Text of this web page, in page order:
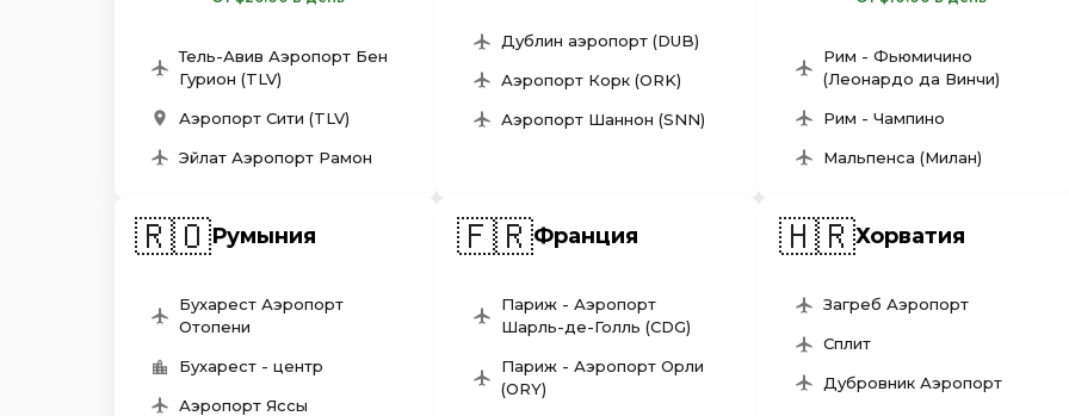
Тель-Авив Аэропорт Бен
Гурион (TLV)
Аэропорт Сити (TLV)
Эйлат Аэропорт Рамон
Дублин аэропорт (DUB)
Аэропорт Корк (ORK)
Аэропорт Шаннон (SNN)
Рим - Фьюмичино
(Леонардо да Винчи)
Рим - Чампино
Мальпенса (Милан)
🇷🇴Румыния
Бухарест Аэропорт
Отопени
Бухарест - центр
Аэропорт Яссы
🇫🇷Франция
Париж - Аэропорт
Шарль-де-Голль (CDG)
Париж - Аэропорт Орли
(ORY)
🇭🇷Хорватия
Загреб Аэропорт
Сплит
Дубровник Аэропорт